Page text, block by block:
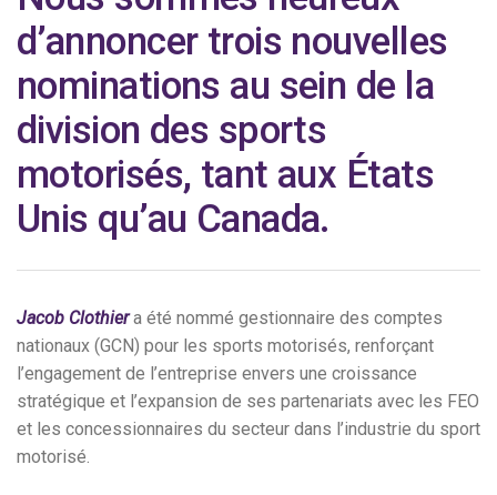
d’annoncer trois nouvelles
nominations au sein de la
division des sports
motorisés, tant aux États
Unis qu’au Canada.
Jacob Clothiera été nommé gestionnaire des comptes
nationaux (GCN) pour les sports motorisés, renforçant
l’engagement de l’entreprise envers une croissance
stratégique et l’expansion de ses partenariats avec les FEO
et les concessionnaires du secteur dans l’industrie du sport
motorisé.